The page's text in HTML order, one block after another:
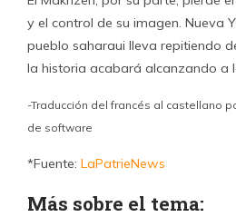
y el control de su imagen. Nueva
pueblo saharaui lleva repitiendo
la historia acabará alcanzando a
-Traducción del francés al castellano
de software
*Fuente: LaPatrieNews
Más sobre el tema: